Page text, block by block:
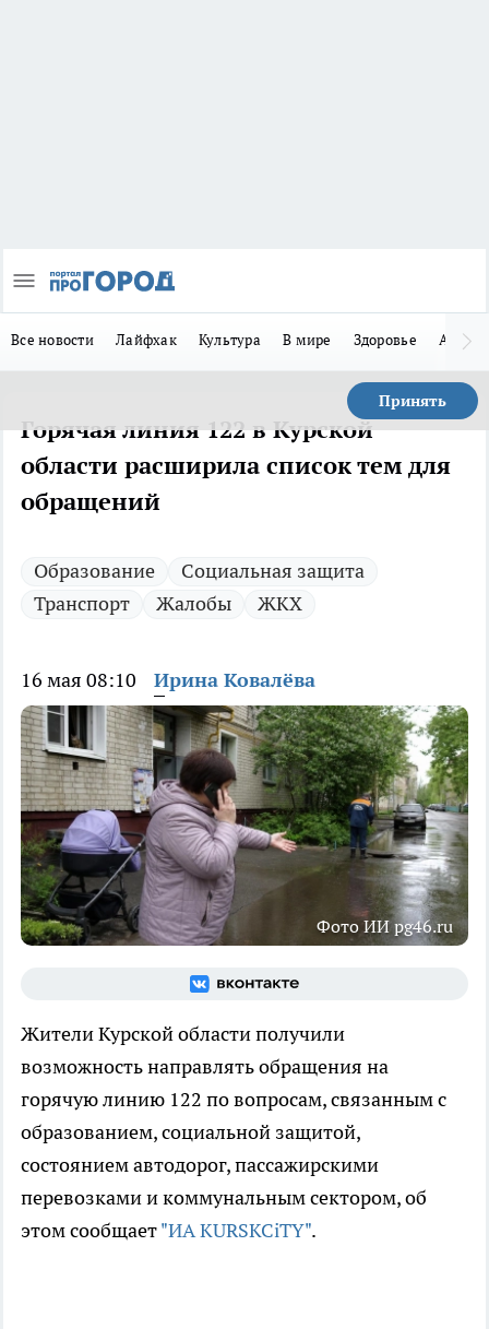
Все новости Лайфхак Культура В мире Здоровье Авто
Принять
Горячая линия 122 в Курской
области расширила список тем для
обращений
Образование
Социальная защита
Транспорт
Жалобы ЖКХ
16 мая 08:10 Ирина Ковалёва
Фото ИИ pg46.ru
Жители Курской области получили
возможность направлять обращения на
горячую линию 122 по вопросам, связанным с
образованием, социальной защитой,
состоянием автодорог, пассажирскими
перевозками и коммунальным сектором, об
этом сообщает"ИА KURSKCiTY".